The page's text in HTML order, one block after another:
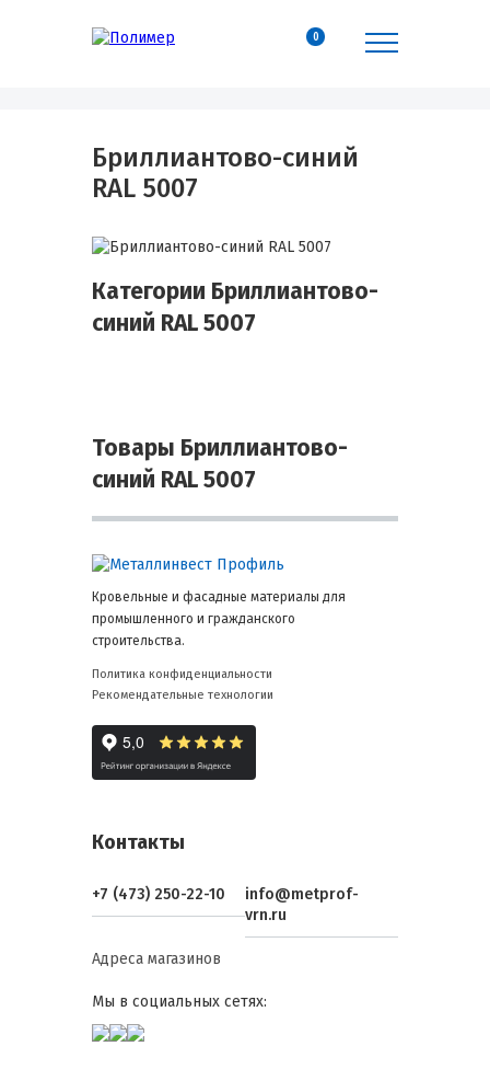
0
Бриллиантово-синий
RAL 5007
Категории Бриллиантово-
синий RAL 5007
Товары Бриллиантово-
синий RAL 5007
Кровельные и фасадные материалы для
промышленного и гражданского
строительства.
Политика конфиденциальности
Рекомендательные технологии
Контакты
+7 (473) 250-22-10
info@metprof-
vrn.ru
Адреса магазинов
Мы в социальных сетях: